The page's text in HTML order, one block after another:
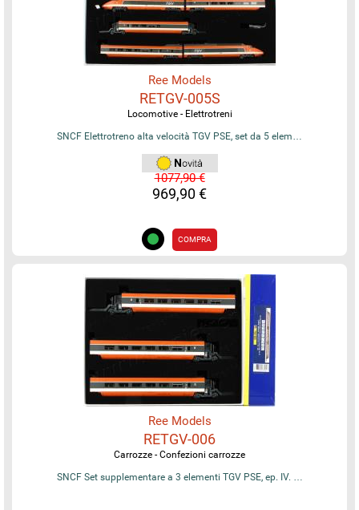
Ree Models
RETGV-005S
Locomotive - Elettrotreni
SNCF Elettrotreno alta velocità TGV PSE, set da 5 elem…
1077,90 €
969,90 €
COMPRA
Ree Models
RETGV-006
Carrozze - Confezioni carrozze
SNCF Set supplementare a 3 elementi TGV PSE, ep. IV. …